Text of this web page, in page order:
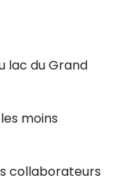
lac du Grand
moins
collaborateurs